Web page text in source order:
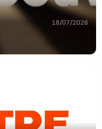
18/07/2026